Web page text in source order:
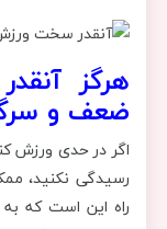
هرگز
ضعف و
اگر در حدی ورزش
رسیدگی نکنید،
راه این است که